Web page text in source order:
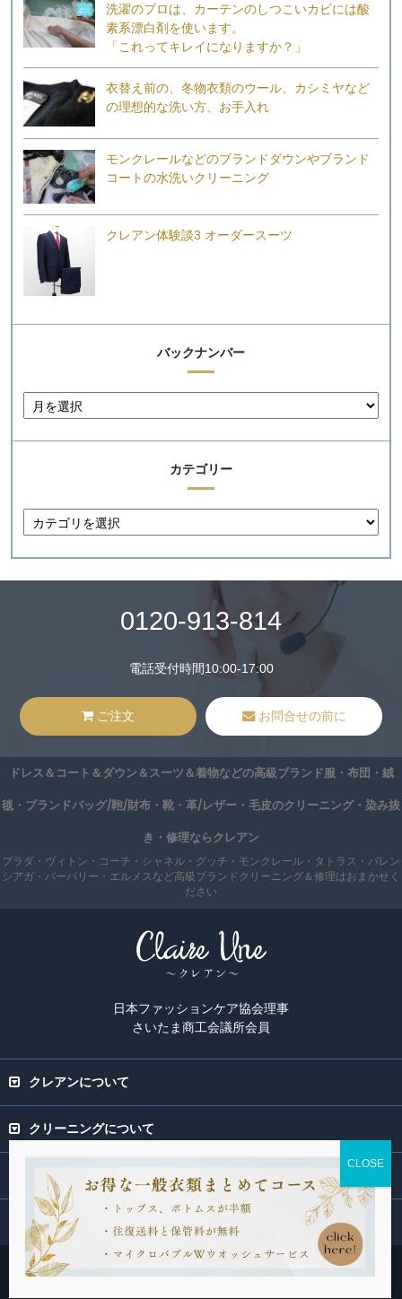
洗濯のプロは、カーテンのしつこいカビには酸
素系漂白剤を使います。
「これってキレイになりますか？」
衣替え前の、冬物衣類のウール、カシミヤなど
の理想的な洗い方、お手入れ
モンクレールなどのブランドダウンやブランド
コートの水洗いクリーニング
クレアン体験談3 オーダースーツ
バックナンバー
カテゴリー
0120-913-814
電話受付時間10:00-17:00
ご注文 お問合せの前に
ドレス＆コート＆ダウン＆スーツ＆着物などの高級ブランド服・布団・絨
毯・ブランドバッグ/鞄/財布・靴・革/レザー・毛皮のクリーニング・染み抜
き・修理ならクレアン
プラダ・ヴィトン・コーチ・シャネル・グッチ・モンクレール・タトラス・バレン
シアガ・バーバリー・エルメスなど高級ブランドクリーニング＆修理はおまかせく
ださい
日本ファッションケア協会理事
さいたま商工会議所会員
クレアンについて
クリーニングについて
専門ページ
関連サービス
Copyright(C) 2015-2026 Claire Une. All rights Reserved.